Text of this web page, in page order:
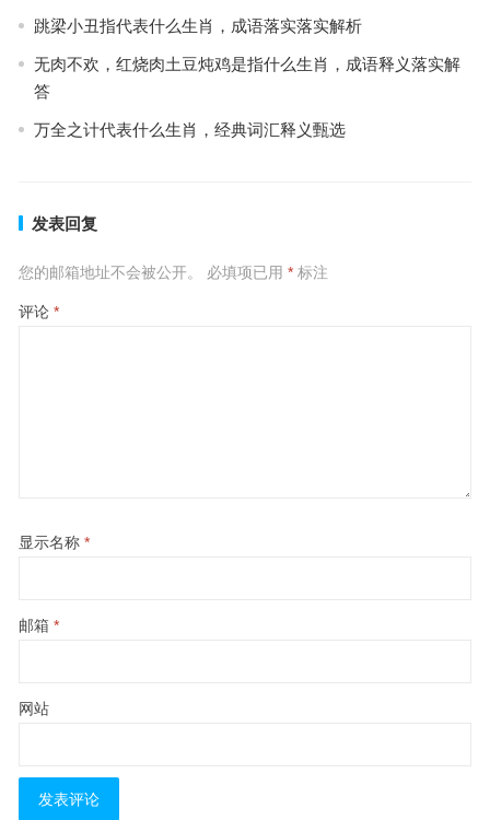
跳梁小丑指代表什么生肖，成语落实落实解析
无肉不欢，红烧肉土豆炖鸡是指什么生肖，成语释义落实解
答
万全之计代表什么生肖，经典词汇释义甄选
发表回复
您的邮箱地址不会被公开。 必填项已用 *标注
评论 *
显示名称 *
邮箱 *
网站